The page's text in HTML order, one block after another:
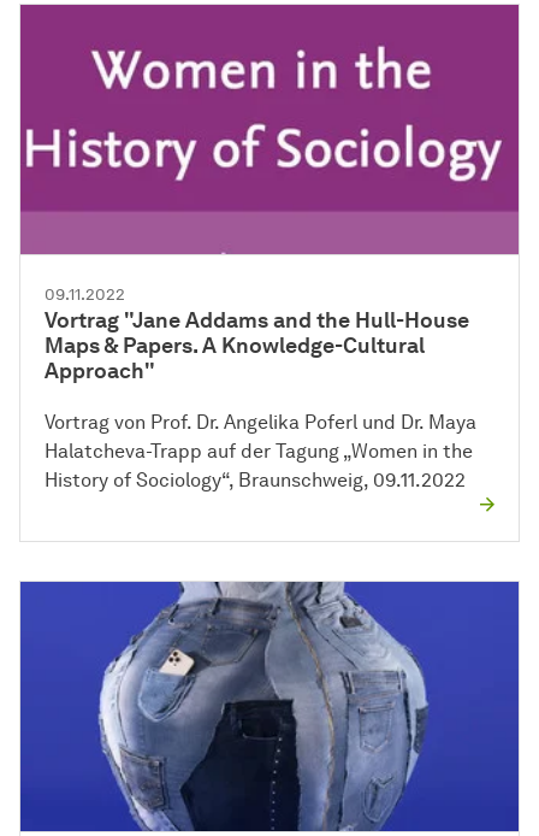
09.11.2022
Vortrag "Jane Addams and the Hull-House
Maps & Papers. A Knowledge-Cultural
Approach"
Vortrag von Prof. Dr. Angelika Poferl und Dr. Maya
Halatcheva-Trapp auf der Tagung „Women in the
History of Sociology“, Braunschweig, 09.11.2022